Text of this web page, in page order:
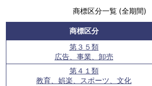
商標区分一覧 (全期間)
商標区分
第３５類
広告、事業、卸売
第４１類
教育、娯楽、スポーツ、文化